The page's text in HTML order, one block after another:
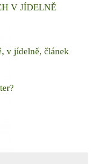
V JÍDELNĚ
v jídelně, článek